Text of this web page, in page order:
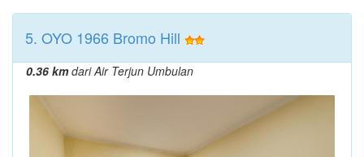
5. OYO 1966 Bromo Hill
0.36 kmdari Air Terjun Umbulan